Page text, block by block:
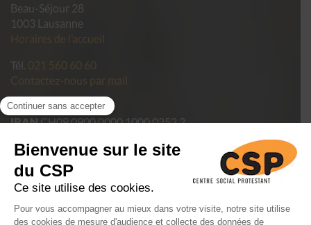
Beau-Séjour 28
1003 Lausanne
Horaires de l’accueil
Tél. 021 560 60 60
Contactez-nous par mail
Pour faire un don
IBANCH09 0900 0000 1000 0252 2
Politique de confidentialité des données du CSP Vaud